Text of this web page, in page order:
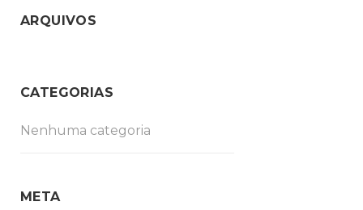
ARQUIVOS
CATEGORIAS
Nenhuma categoria
META